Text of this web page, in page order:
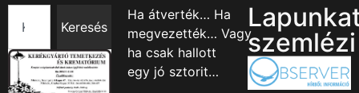
Keresés
Ha átverték… Ha
megvezették… Vagy
ha csak hallott
egy jó sztorit…
szemlézi